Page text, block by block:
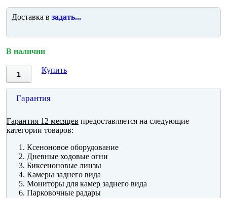
Доставка в задать...
В наличии
Купить
Гарантия
Гарантия 12 месяцев предоставляется на следующие
категории товаров:
Ксеноновое оборудование
Дневные ходовые огни
Биксеноновые линзы
Камеры заднего вида
Мониторы для камер заднего вида
Парковочные радары